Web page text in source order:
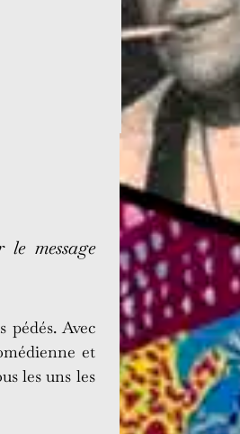
message
pédés. Avec
et
les uns les